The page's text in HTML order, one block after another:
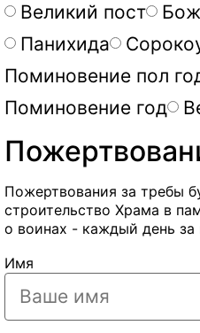
Великий пост
Панихида
Поминовение пол
Поминовение год
Пожертвования за требы
строительство Храма в
о воинах - каждый день
Имя